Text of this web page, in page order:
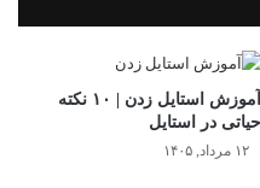
آموزش استایل زدن | ۱۰ نکته
حیاتی در استایل
۱۲ مرداد, ۱۴۰۵